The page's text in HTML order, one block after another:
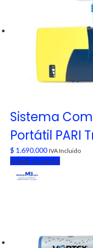
Sistema
Portátil PARI
$ 1.690.000 IVA Incluido
Añadir al carrito